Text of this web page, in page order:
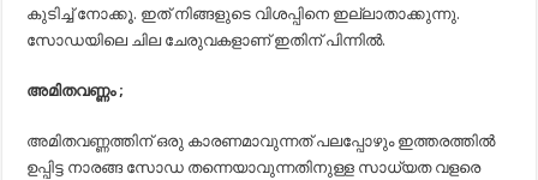
കുടിച്ച്‌ നോക്കൂ. ഇത് നിങ്ങളുടെ വിശപ്പിനെ ഇല്ലാതാക്കുന്നു.
സോഡയിലെ ചില ചേരുവകളാണ് ഇതിന് പിന്നില്‍.
അമിതവണ്ണം ;
അമിതവണ്ണത്തിന് ഒരു കാരണമാവുന്നത് പലപ്പോഴും ഇത്തരത്തില്‍
ഉപ്പിട്ട നാരങ്ങ സോഡ തന്നെയാവുന്നതിനുള്ള സാധ്യത വളരെ